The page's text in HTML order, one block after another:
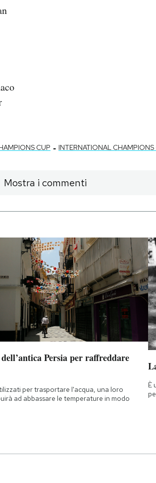
CUP - INTERNATIONAL CHAMPIONS
Mostra i commenti
Persia per raffreddare
per trasportare l'acqua, una loro
ad abbassare le temperature in modo
È